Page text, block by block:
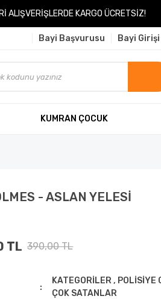
ALIŞVERİŞLERDE KARGO ÜCRETSİZ!
Bayi Başvurusu Bayi Girişi
KUMRAN ÇOCUK
- ASLAN YELESİ
TL 390,00 TL
KATEGORİLER , POLİSİYE
ÇOK SATANLAR